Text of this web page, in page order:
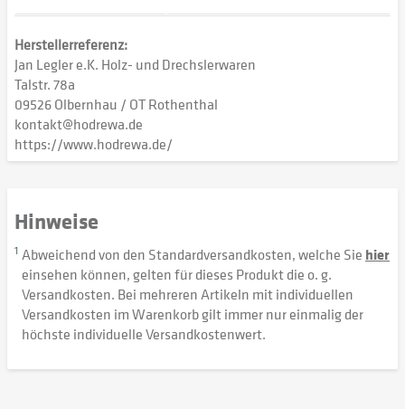
Herstellerreferenz:
Jan Legler e.K. Holz- und Drechslerwaren
Talstr. 78a
09526 Olbernhau / OT Rothenthal
kontakt@hodrewa.de
https://www.hodrewa.de/
Hinweise
1 Abweichend von den Standardversandkosten, welche Sie hier
einsehen können, gelten für dieses Produkt die o. g.
Versandkosten. Bei mehreren Artikeln mit individuellen
Versandkosten im Warenkorb gilt immer nur einmalig der
höchste individuelle Versandkostenwert.